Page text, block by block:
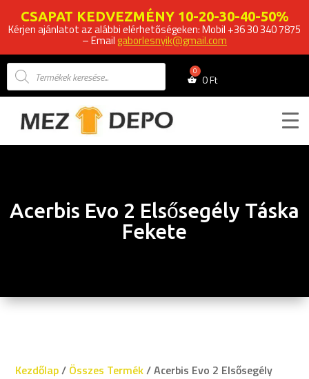
CSAPAT KEDVEZMÉNY 10-20-30-40-50%
Kérjen ajánlatot az alábbi elérhetőségeken: Mobil +36 30 340 7875
– Email gaborlesnyik@gmail.com
Products
search 0Ft
Acerbis Evo 2 Elsősegély Táska
Fekete
Kezdőlap/ Összes Termék/ Acerbis Evo 2 Elsősegély